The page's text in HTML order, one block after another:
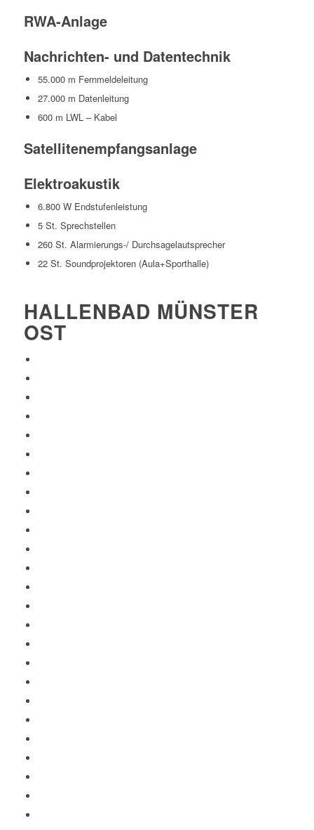
RWA-Anlage
Nachrichten- und Datentechnik
55.000 m Fernmeldeleitung
27.000 m Datenleitung
600 m LWL – Kabel
Satellitenempfangsanlage
Elektroakustik
6.800 W Endstufenleistung
5 St. Sprechstellen
260 St. Alarmierungs-/ Durchsagelautsprecher
22 St. Soundprojektoren (Aula+Sporthalle)
HALLENBAD MÜNSTER
OST